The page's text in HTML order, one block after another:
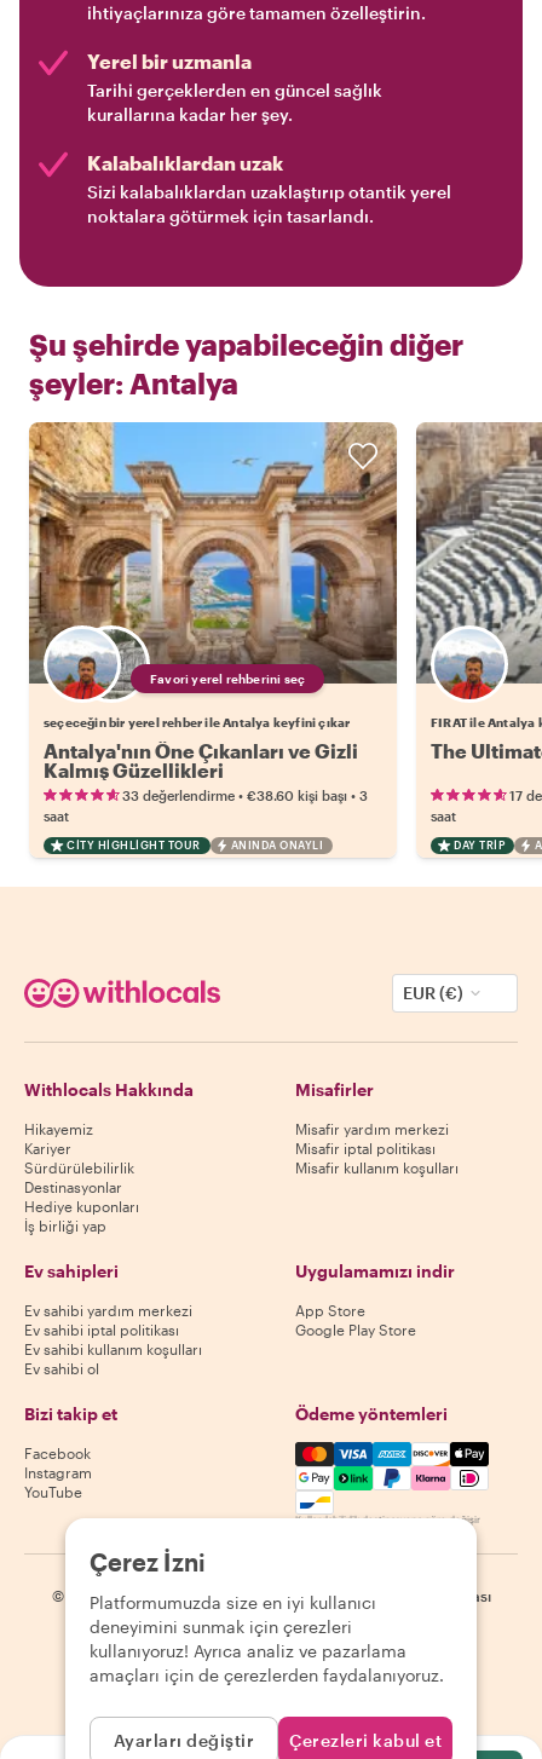
ihtiyaçlarınıza göre tamamen özelleştirin.
Yerel bir uzmanla
Tarihi gerçeklerden en güncel sağlık
kurallarına kadar her şey.
Kalabalıklardan uzak
Sizi kalabalıklardan uzaklaştırıp otantik yerel
noktalara götürmek için tasarlandı.
Şu şehirde yapabileceğin diğer
şeyler: Antalya
Favori yerel rehberini seç
seçeceğin bir yerel rehber ile Antalya keyfini çıkar
Antalya'nın Öne Çıkanları ve Gizli
Kalmış Güzellikleri
33 değerlendirme • €38.60 kişi başı • 3
saat
CITY HIGHLIGHT TOUR ANINDA ONAYLI
FIRAT ile Antalya
The
17
saat
DAY TRIP
EUR (€)
Withlocals Hakkında
Hikayemiz
Kariyer
Sürdürülebilirlik
Destinasyonlar
Hediye kuponları
İş birliği yap
Misafirler
Misafir yardım merkezi
Misafir iptal politikası
Misafir kullanım koşulları
Ev sahipleri
Ev sahibi yardım merkezi
Ev sahibi iptal politikası
Ev sahibi kullanım koşulları
Ev sahibi ol
Uygulamamızı indir
App Store
Google Play Store
Bizi takip et
Facebook
Instagram
YouTube
Ödeme yöntemleri
Mastercard, Visa, Amex,
Kullanılabilirlik destinasyona göre değişir
© 2026 Withlocals.com Gizlilik Politikası | Site haritası
Çerez İzni
Platformumuzda size en iyi kullanıcı
deneyimini sunmak için çerezleri
kullanıyoruz! Ayrıca analiz ve pazarlama
amaçları için de çerezlerden faydalanıyoruz.
Ayarları değiştir Çerezleri kabul et